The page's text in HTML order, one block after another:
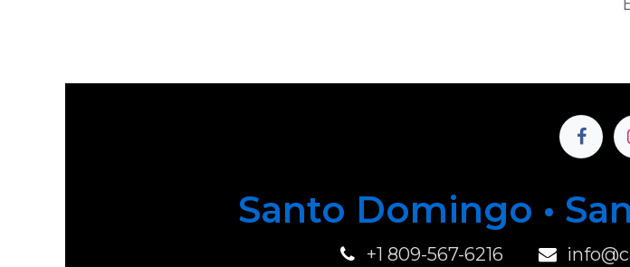
Santo Domingo •
+1 809-567-6216